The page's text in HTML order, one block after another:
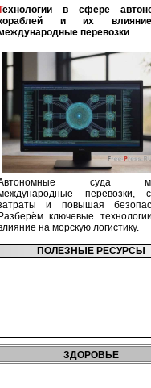
и их
перевозки
суда
перевозки,
и повышая
Разберём ключевые
на морскую логистику.
ПОЛЕЗНЫЕ РЕСУРСЫ
ЗДОРОВЬЕ